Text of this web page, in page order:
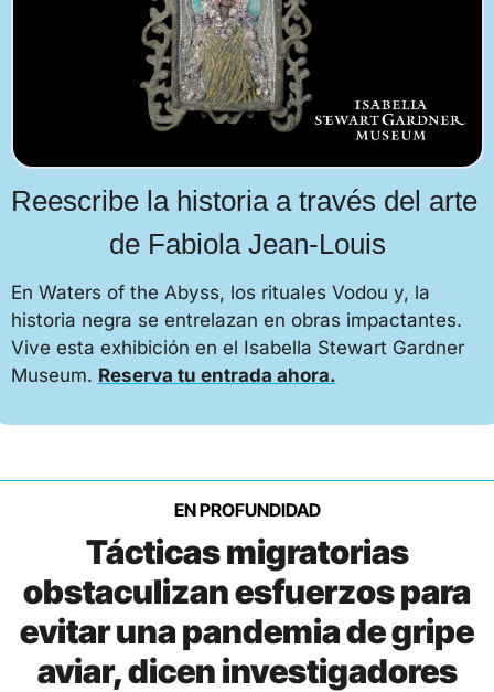
Reescribe la historia a través del arte
de Fabiola Jean-Louis
En Waters of the Abyss, los rituales Vodou y, la
historia negra se entrelazan en obras impactantes.
Vive esta exhibición en el Isabella Stewart Gardner
Museum. Reserva tu entrada ahora.
EN PROFUNDIDAD
Tácticas migratorias
obstaculizan esfuerzos para
evitar una pandemia de gripe
aviar, dicen investigadores